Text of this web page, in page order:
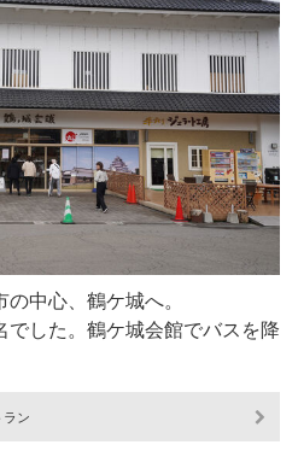
中心、鶴ケ城へ。
でした。鶴ケ城会館でバスを降
ラン